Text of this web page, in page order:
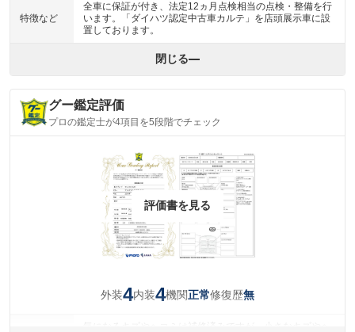
特徴など
全車に保証が付き、法定12ヵ月点検相当の点検・整備を行
います。「ダイハツ認定中古車カルテ」を店頭展示車に設
置しております。
閉じる
グー鑑定評価
プロの鑑定士が4項目を5段階でチェック
評価書を見る
外装4内装4機関正常修復歴無